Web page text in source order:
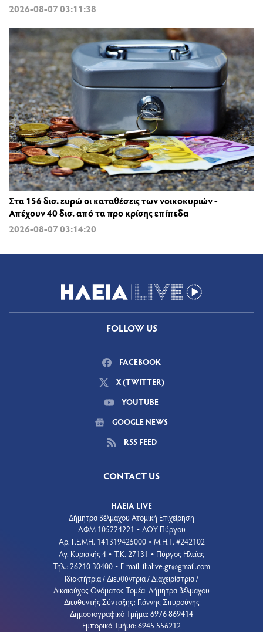
2026-08-07 03:11:38
Στα 156 δισ. ευρώ οι καταθέσεις των νοικοκυριών -
Απέχουν 40 δισ. από τα προ κρίσης επίπεδα
2026-08-07 03:14:20
FOLLOW US
FACEBOOK
X (TWITTER)
YOUTUBE
GOOGLE NEWS
RSS FEED
CONTACT US
ΗΛΕΙΑ LIVE
Δήμητρα Βέλμαχου Ατομική Επιχείρηση
ΑΦΜ 105224221 • ΔΟΥ Πύργου
Aρ. Γ.Ε.ΜΗ. 141319425000 • Μ.Η.Τ. #242102
Αγ. Κυριακής 4 • Τ.Κ. 27131 • Πύργος Ηλείας
Τηλ.: 26210 30400 • E-mail: ilialive.gr@gmail.com
Ιδιοκτήτρια / Διευθύντρια / Διαχειρίστρια /
Δικαιούχος Ονόματος Τομέα: Δήμητρα Βέλμαχου
Διευθυντής Σύνταξης: Γιάννης Σπυρούνης
Δημοσιογραφικό Τμήμα: 6976 869414
Εμπορικό Τμήμα: 6945 556212